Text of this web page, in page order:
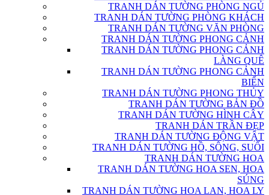
TRANH DÁN TƯỜNG PHÒNG NGỦ
TRANH DÁN TƯỜNG PHÒNG KHÁCH
TRANH DÁN TƯỜNG VĂN PHÒNG
TRANH DÁN TƯỜNG PHONG CẢNH
TRANH DÁN TƯỜNG PHONG CẢNH
LÀNG QUÊ
TRANH DÁN TƯỜNG PHONG CẢNH
BIỂN
TRANH DÁN TƯỜNG PHONG THỦY
TRANH DÁN TƯỜNG BẢN ĐỒ
TRANH DÁN TƯỜNG HÌNH CÂY
TRANH DÁN TRẦN ĐẸP
TRANH DÁN TƯỜNG ĐỘNG VẬT
TRANH DÁN TƯỜNG HỒ, SÔNG, SUỐI
TRANH DÁN TƯỜNG HOA
TRANH DÁN TƯỜNG HOA SEN, HOA
SÚNG
TRANH DÁN TƯỜNG HOA LAN, HOA LY